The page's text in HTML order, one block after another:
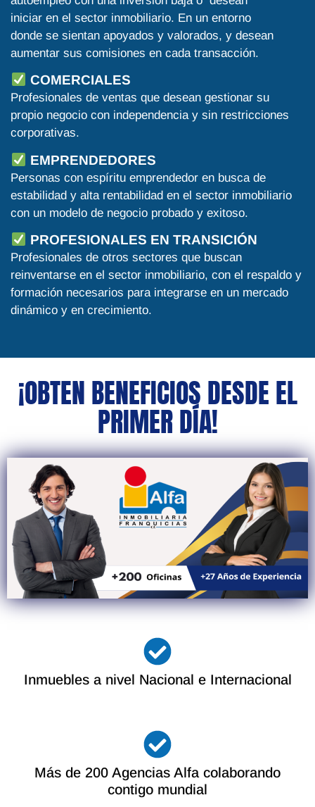
iniciar en el sector inmobiliario. En un entorno
donde se sientan apoyados y valorados, y desean
aumentar sus comisiones en cada transacción.
COMERCIALES
Profesionales de ventas que desean gestionar su
propio negocio con independencia y sin restricciones
corporativas.
EMPRENDEDORES
Personas con espíritu emprendedor en busca de
estabilidad y alta rentabilidad en el sector inmobiliario
con un modelo de negocio probado y exitoso.
PROFESIONALES EN TRANSICIÓN
Profesionales de otros sectores que buscan
reinventarse en el sector inmobiliario, con el respaldo y
formación necesarios para integrarse en un mercado
dinámico y en crecimiento.
¡OBTEN BENEFICIOS DESDE EL
PRIMER DÍA!
Inmuebles a nivel Nacional e Internacional
Más de 200 Agencias Alfa colaborando
contigo mundial